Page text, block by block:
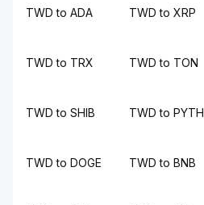
TWD to ADA TWD to XRP
TWD to TRX TWD to TON
TWD to SHIB TWD to PYTH
TWD to DOGE TWD to BNB